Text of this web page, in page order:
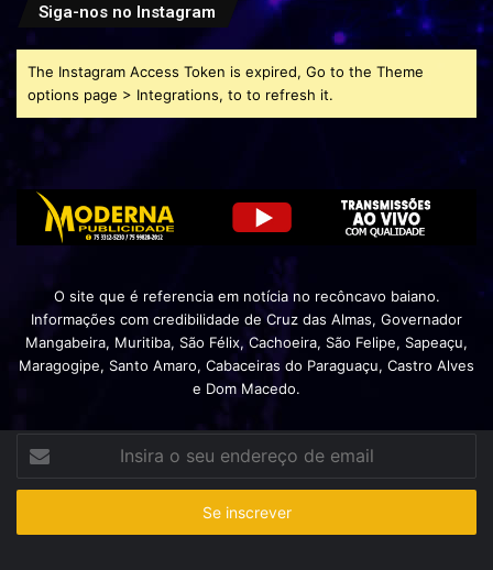
Siga-nos no Instagram
The Instagram Access Token is expired, Go to the Theme
options page > Integrations, to to refresh it.
O site que é referencia em notícia no recôncavo baiano.
Informações com credibilidade de Cruz das Almas, Governador
Mangabeira, Muritiba, São Félix, Cachoeira, São Felipe, Sapeaçu,
Maragogipe, Santo Amaro, Cabaceiras do Paraguaçu, Castro Alves
e Dom Macedo.
seu
de